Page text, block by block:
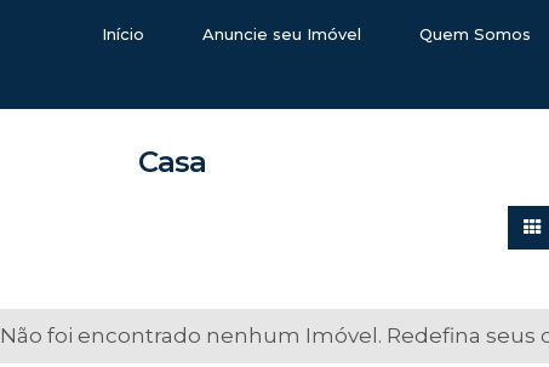
Anuncie seu Imóvel Quem Somos
Início
Casa
Não foi encontrado nenhum Imóvel. Redefina seus